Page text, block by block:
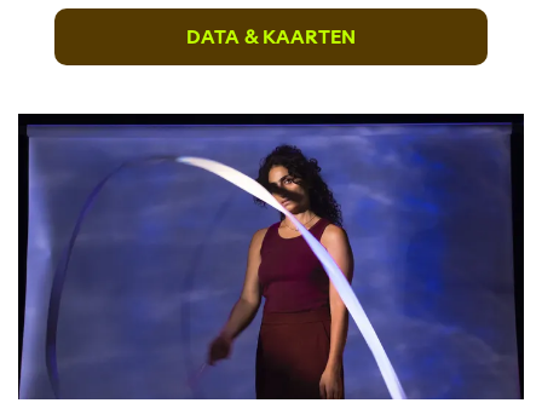
DATA & KAARTEN